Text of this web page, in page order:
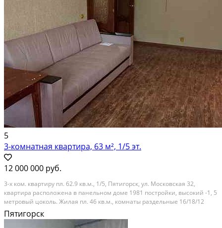
5
3-комнатная квартира, 63 м², 1/5 эт.
12 000 000 руб.
3-х ком. квартиру пл. 62.9 кв.м., 1/5, Пятигорск, ул. Московская 32,
квартира расположена в панельном доме 1981 постройки, высокий -1, 5
метровый цоколь. Жилая пл. 46 кв.м., комнаты раздельные 16/18/12
кв.м., теплые полы, покрытие полов в квартире -ламинат, ковролин,
кафель, подвесные потолки,...
Пятигорск